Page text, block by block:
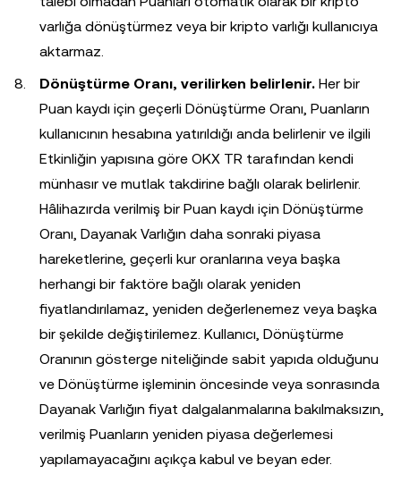
varlığa dönüştürmez veya bir kripto varlığı kullanıcıya
aktarmaz.
Dönüştürme Oranı, verilirken belirlenir. Her bir
Puan kaydı için geçerli Dönüştürme Oranı, Puanların
kullanıcının hesabına yatırıldığı anda belirlenir ve ilgili
Etkinliğin yapısına göre OKX TR tarafından kendi
münhasır ve mutlak takdirine bağlı olarak belirlenir.
Hâlihazırda verilmiş bir Puan kaydı için Dönüştürme
Oranı, Dayanak Varlığın daha sonraki piyasa
hareketlerine, geçerli kur oranlarına veya başka
herhangi bir faktöre bağlı olarak yeniden
fiyatlandırılamaz, yeniden değerlenemez veya başka
bir şekilde değiştirilemez. Kullanıcı, Dönüştürme
Oranının gösterge niteliğinde sabit yapıda olduğunu
ve Dönüştürme işleminin öncesinde veya sonrasında
Dayanak Varlığın fiyat dalgalanmalarına bakılmaksızın,
verilmiş Puanların yeniden piyasa değerlemesi
yapılamayacağını açıkça kabul ve beyan eder.